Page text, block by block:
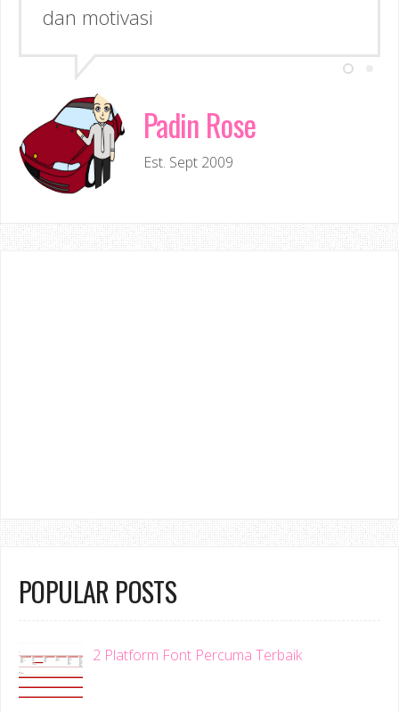
dan motivasi
Padin Rose
Est. Sept 2009
POPULAR POSTS
2 Platform Font Percuma Terbaik